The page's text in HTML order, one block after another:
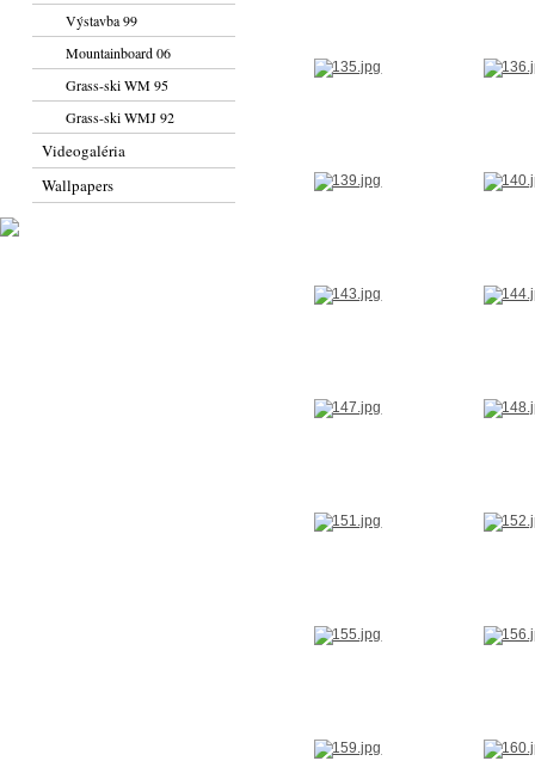
Výstavba 99
Mountainboard 06
Grass-ski WM 95
Grass-ski WMJ 92
Videogaléria
Wallpapers